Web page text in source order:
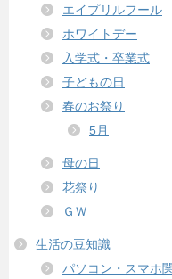
エイプリルフール
ホワイトデー
入学式・卒業式
子どもの日
春のお祭り
5月
母の日
花祭り
ＧＷ
生活の豆知識
パソコン・スマホ